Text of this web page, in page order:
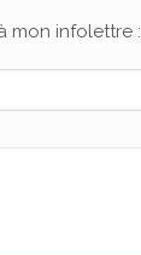
mon infolettre :